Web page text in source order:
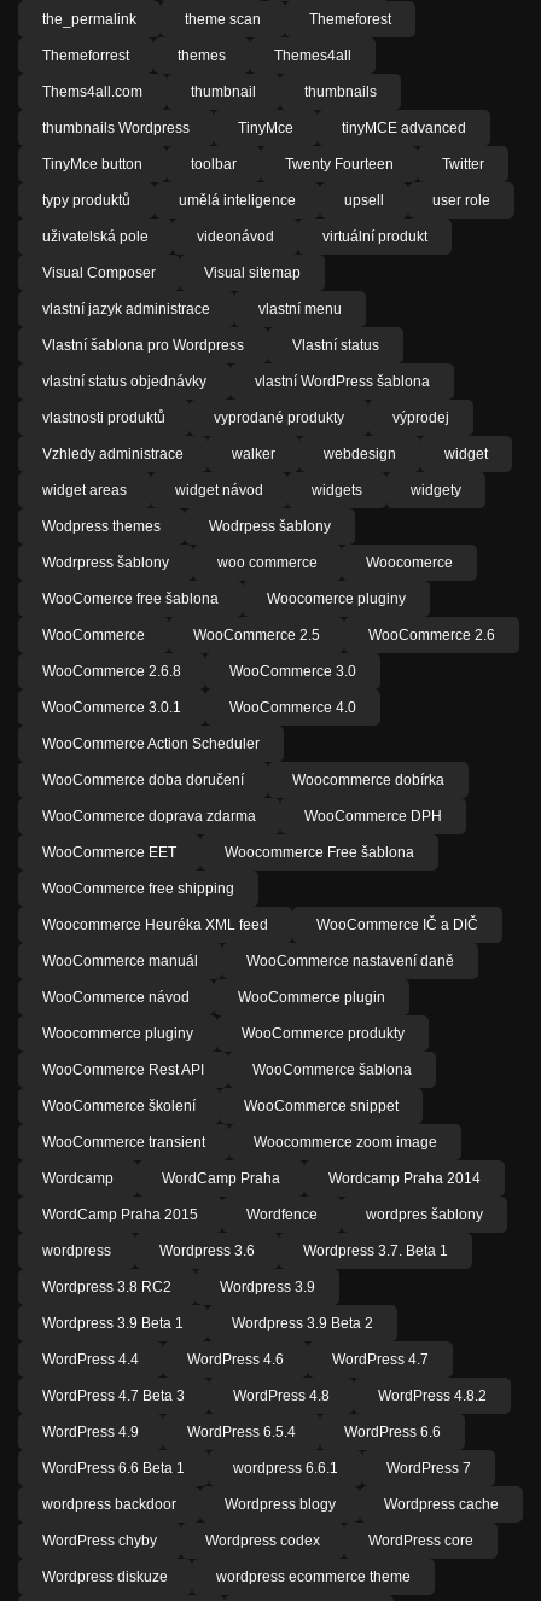
the_permalink theme scan Themeforest
Themeforrest themes Themes4all
Thems4all.com thumbnail thumbnails
thumbnails Wordpress TinyMce tinyMCE advanced
TinyMce button toolbar Twenty Fourteen Twitter
typy produktů umělá inteligence upsell user role
uživatelská pole videonávod virtuální produkt
Visual Composer Visual sitemap
vlastní jazyk administrace vlastní menu
Vlastní šablona pro Wordpress Vlastní status
vlastní status objednávky vlastní WordPress šablona
vlastnosti produktů vyprodané produkty výprodej
Vzhledy administrace walker webdesign widget
widget areas widget návod widgets widgety
Wodpress themes Wodrpess šablony
Wodrpress šablony woo commerce Woocomerce
WooComerce free šablona Woocomerce pluginy
WooCommerce WooCommerce 2.5 WooCommerce 2.6
WooCommerce 2.6.8 WooCommerce 3.0
WooCommerce 3.0.1 WooCommerce 4.0
WooCommerce Action Scheduler
WooCommerce doba doručení Woocommerce dobírka
WooCommerce doprava zdarma WooCommerce DPH
WooCommerce EET Woocommerce Free šablona
WooCommerce free shipping
Woocommerce Heuréka XML feed WooCommerce IČ a DIČ
WooCommerce manuál WooCommerce nastavení daně
WooCommerce návod WooCommerce plugin
Woocommerce pluginy WooCommerce produkty
WooCommerce Rest API WooCommerce šablona
WooCommerce školení WooCommerce snippet
WooCommerce transient Woocommerce zoom image
Wordcamp WordCamp Praha Wordcamp Praha 2014
WordCamp Praha 2015 Wordfence wordpres šablony
wordpress Wordpress 3.6 Wordpress 3.7. Beta 1
Wordpress 3.8 RC2 Wordpress 3.9
Wordpress 3.9 Beta 1 Wordpress 3.9 Beta 2
WordPress 4.4 WordPress 4.6 WordPress 4.7
WordPress 4.7 Beta 3 WordPress 4.8 WordPress 4.8.2
WordPress 4.9 WordPress 6.5.4 WordPress 6.6
WordPress 6.6 Beta 1 wordpress 6.6.1 WordPress 7
wordpress backdoor Wordpress blogy Wordpress cache
WordPress chyby Wordpress codex WordPress core
Wordpress diskuze wordpress ecommerce theme